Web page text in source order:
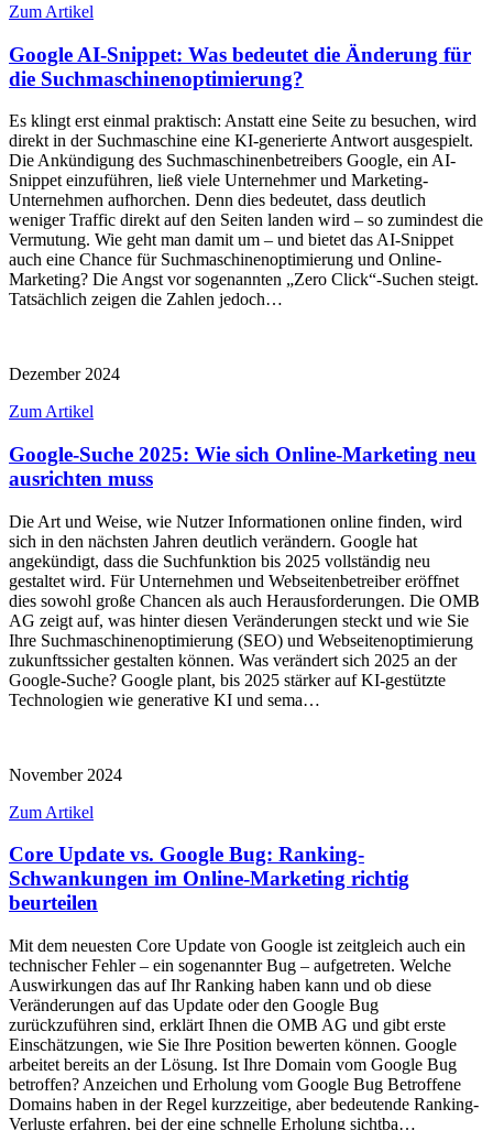
Zum Artikel
Google AI-Snippet: Was bedeutet die Änderung für
die Suchmaschinenoptimierung?
Es klingt erst einmal praktisch: Anstatt eine Seite zu besuchen, wird
direkt in der Suchmaschine eine KI-generierte Antwort ausgespielt.
Die Ankündigung des Suchmaschinenbetreibers Google, ein AI-
Snippet einzuführen, ließ viele Unternehmer und Marketing-
Unternehmen aufhorchen. Denn dies bedeutet, dass deutlich
weniger Traffic direkt auf den Seiten landen wird – so zumindest die
Vermutung. Wie geht man damit um – und bietet das AI-Snippet
auch eine Chance für Suchmaschinenoptimierung und Online-
Marketing? Die Angst vor sogenannten „Zero Click“-Suchen steigt.
Tatsächlich zeigen die Zahlen jedoch…
Dezember 2024
Zum Artikel
Google-Suche 2025: Wie sich Online-Marketing neu
ausrichten muss
Die Art und Weise, wie Nutzer Informationen online finden, wird
sich in den nächsten Jahren deutlich verändern. Google hat
angekündigt, dass die Suchfunktion bis 2025 vollständig neu
gestaltet wird. Für Unternehmen und Webseitenbetreiber eröffnet
dies sowohl große Chancen als auch Herausforderungen. Die OMB
AG zeigt auf, was hinter diesen Veränderungen steckt und wie Sie
Ihre Suchmaschinenoptimierung (SEO) und Webseitenoptimierung
zukunftssicher gestalten können. Was verändert sich 2025 an der
Google-Suche? Google plant, bis 2025 stärker auf KI-gestützte
Technologien wie generative KI und sema…
November 2024
Zum Artikel
Core Update vs. Google Bug: Ranking-
Schwankungen im Online-Marketing richtig
beurteilen
Mit dem neuesten Core Update von Google ist zeitgleich auch ein
technischer Fehler – ein sogenannter Bug – aufgetreten. Welche
Auswirkungen das auf Ihr Ranking haben kann und ob diese
Veränderungen auf das Update oder den Google Bug
zurückzuführen sind, erklärt Ihnen die OMB AG und gibt erste
Einschätzungen, wie Sie Ihre Position bewerten können. Google
arbeitet bereits an der Lösung. Ist Ihre Domain vom Google Bug
betroffen? Anzeichen und Erholung vom Google Bug Betroffene
Domains haben in der Regel kurzzeitige, aber bedeutende Ranking-
Verluste erfahren, bei der eine schnelle Erholung sichtba…